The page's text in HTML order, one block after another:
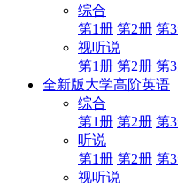
综合
第1册 第2册 第
视听说
第1册 第2册 第
全新版大学高阶英语
综合
第1册 第2册 第
听说
第1册 第2册 第
视听说